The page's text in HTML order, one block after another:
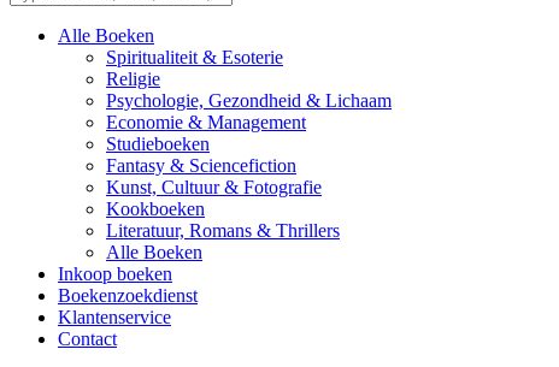
Alle Boeken
Spiritualiteit & Esoterie
Religie
Psychologie, Gezondheid & Lichaam
Economie & Management
Studieboeken
Fantasy & Sciencefiction
Kunst, Cultuur & Fotografie
Kookboeken
Literatuur, Romans & Thrillers
Alle Boeken
Inkoop boeken
Boekenzoekdienst
Klantenservice
Contact